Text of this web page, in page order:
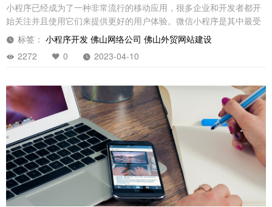
小程序已经成为了一种非常流行的移动应用，很多企业和开发者都开
始关注并且使用它们来提供更好的用户体验。微信小程序是其中最受
欢迎的一个，因为它已经被很多人广泛使用，并且有着强大的社交功
能。在本文中，我们将介绍如何开发微信小程序，以及一些关于如何
推广微信小程序的技巧。
标签： 小程序开发 佛山网络公司 佛山外贸网站建设
2272
0 2023-04-10